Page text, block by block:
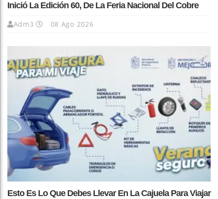
Inició La Edición 60, De La Feria Nacional Del Cobre
Adm3 08 Ago 2026
Esto Es Lo Que Debes Llevar En La Cajuela Para Viajar